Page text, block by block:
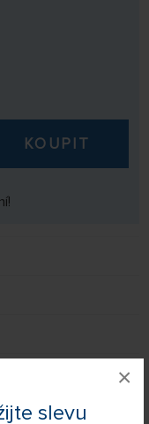
slevu
×
KOUPIT